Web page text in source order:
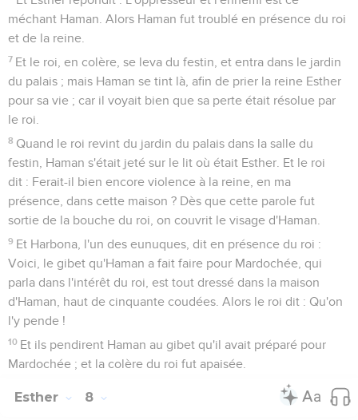
méchant Haman. Alors Haman fut troublé en présence du roi
et de la reine.
7 Et le roi, en colère, se leva du festin, et entra dans le jardin
du palais ; mais Haman se tint là, afin de prier la reine Esther
pour sa vie ; car il voyait bien que sa perte était résolue par
le roi.
8 Quand le roi revint du jardin du palais dans la salle du
festin, Haman s'était jeté sur le lit où était Esther. Et le roi
dit : Ferait-il bien encore violence à la reine, en ma
présence, dans cette maison ? Dès que cette parole fut
sortie de la bouche du roi, on couvrit le visage d'Haman.
9 Et Harbona, l'un des eunuques, dit en présence du roi :
Voici, le gibet qu'Haman a fait faire pour Mardochée, qui
parla dans l'intérêt du roi, est tout dressé dans la maison
d'Haman, haut de cinquante coudées. Alors le roi dit : Qu'on
l'y pende !
10 Et ils pendirent Haman au gibet qu'il avait préparé pour
Mardochée ; et la colère du roi fut apaisée.
Esther 8